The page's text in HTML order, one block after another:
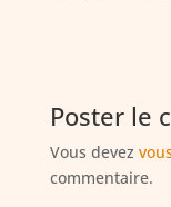
Poster le
Vous devez
commentaire.